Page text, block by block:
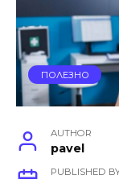
ПОЛЕЗНО
AUTHOR
pavel
PUBLISHED